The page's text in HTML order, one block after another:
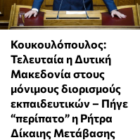
Κουκουλόπουλος:
Τελευταία η Δυτική
Μακεδονία στους
μόνιμους διορισμούς
εκπαιδευτικών – Πήγε
“περίπατο” η Ρήτρα
Δίκαιης Μετάβασης